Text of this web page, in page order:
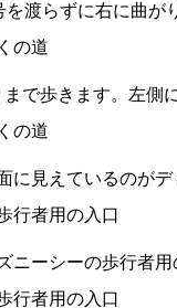
渡らずに右に曲が
で歩きます。左側
に見えているのが
ニーシーの歩行者用